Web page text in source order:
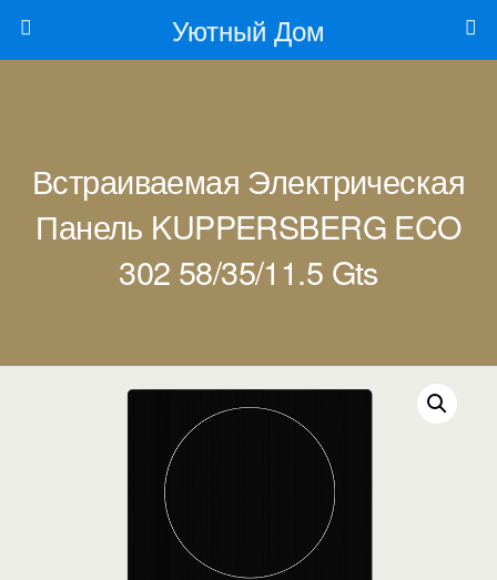
Уютный Дом
Встраиваемая Электрическая
Панель KUPPERSBERG ECO
302 58/35/11.5 Gts